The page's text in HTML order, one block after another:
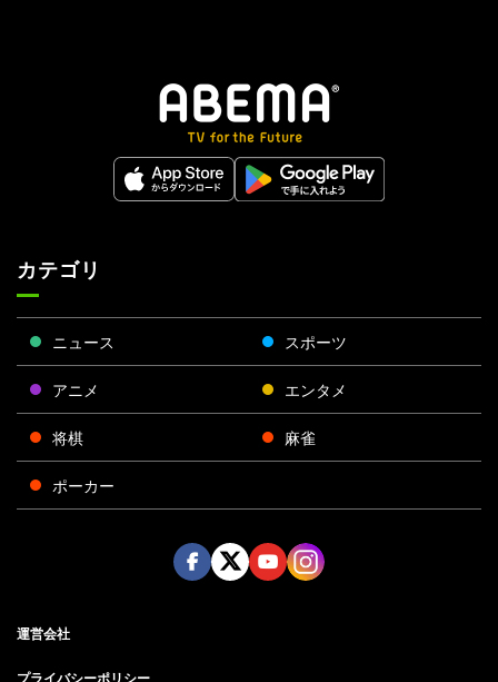
カテゴリ
ニュース スポーツ
アニメ エンタメ
将棋 麻雀
ポーカー
運営会社
プライバシーポリシー